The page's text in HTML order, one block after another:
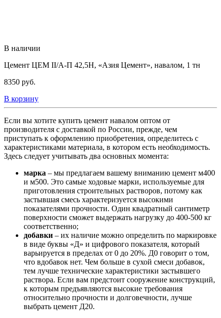
В наличии
Цемент ЦЕМ II/А-П 42,5Н, «Азия Цемент», навалом, 1 тн
8350 руб.
В корзину
Если вы хотите купить цемент навалом оптом от
производителя с доставкой по России, прежде, чем
приступать к оформлению приобретения, определитесь с
характеристиками материала, в котором есть необходимость.
Здесь следует учитывать два основных момента:
марка – мы предлагаем вашему вниманию цемент м400
и м500. Это самые ходовые марки, используемые для
приготовления строительных растворов, потому как
застывшая смесь характеризуется высокими
показателями прочности. Один квадратный сантиметр
поверхности сможет выдержать нагрузку до 400-500 кг
соответственно;
добавки – их наличие можно определить по маркировке
в виде буквы «Д» и цифрового показателя, который
варьируется в пределах от 0 до 20%. Д0 говорит о том,
что вдобавок нет. Чем больше в сухой смеси добавок,
тем лучше технические характеристики застывшего
раствора. Если вам предстоит сооружение конструкций,
к которым предъявляются высокие требования
относительно прочности и долговечности, лучше
выбрать цемент Д20.